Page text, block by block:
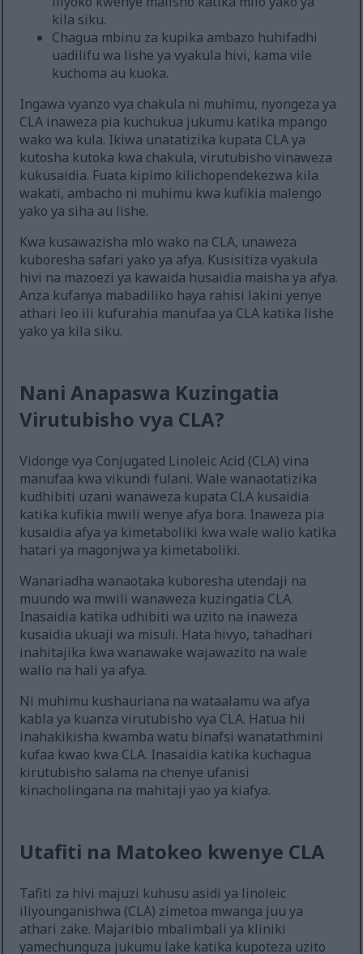
kila siku.
Chagua mbinu za kupika ambazo huhifadhi
uadilifu wa lishe ya vyakula hivi, kama vile
kuchoma au kuoka.
Ingawa vyanzo vya chakula ni muhimu, nyongeza ya
CLA inaweza pia kuchukua jukumu katika mpango
wako wa kula. Ikiwa unatatizika kupata CLA ya
kutosha kutoka kwa chakula, virutubisho vinaweza
kukusaidia. Fuata kipimo kilichopendekezwa kila
wakati, ambacho ni muhimu kwa kufikia malengo
yako ya siha au lishe.
Kwa kusawazisha mlo wako na CLA, unaweza
kuboresha safari yako ya afya. Kusisitiza vyakula
hivi na mazoezi ya kawaida husaidia maisha ya afya.
Anza kufanya mabadiliko haya rahisi lakini yenye
athari leo ili kufurahia manufaa ya CLA katika lishe
yako ya kila siku.
Nani Anapaswa Kuzingatia
Virutubisho vya CLA?
Vidonge vya Conjugated Linoleic Acid (CLA) vina
manufaa kwa vikundi fulani. Wale wanaotatizika
kudhibiti uzani wanaweza kupata CLA kusaidia
katika kufikia mwili wenye afya bora. Inaweza pia
kusaidia afya ya kimetaboliki kwa wale walio katika
hatari ya magonjwa ya kimetaboliki.
Wanariadha wanaotaka kuboresha utendaji na
muundo wa mwili wanaweza kuzingatia CLA.
Inasaidia katika udhibiti wa uzito na inaweza
kusaidia ukuaji wa misuli. Hata hivyo, tahadhari
inahitajika kwa wanawake wajawazito na wale
walio na hali ya afya.
Ni muhimu kushauriana na wataalamu wa afya
kabla ya kuanza virutubisho vya CLA. Hatua hii
inahakikisha kwamba watu binafsi wanatathmini
kufaa kwao kwa CLA. Inasaidia katika kuchagua
kirutubisho salama na chenye ufanisi
kinacholingana na mahitaji yao ya kiafya.
Utafiti na Matokeo kwenye CLA
Tafiti za hivi majuzi kuhusu asidi ya linoleic
iliyounganishwa (CLA) zimetoa mwanga juu ya
athari zake. Majaribio mbalimbali ya kliniki
yamechunguza jukumu lake katika kupoteza uzito